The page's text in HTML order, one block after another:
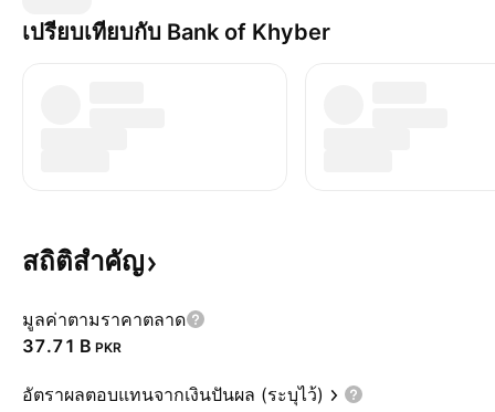
เปรียบเทียบกับ Bank of Khyber
สถิติสำคัญ
มูลค่าตามราคาตลาด
‪37.71 B‬ PKR
อัตราผลตอบแทนจากเงินปันผล (ระบุไว้)